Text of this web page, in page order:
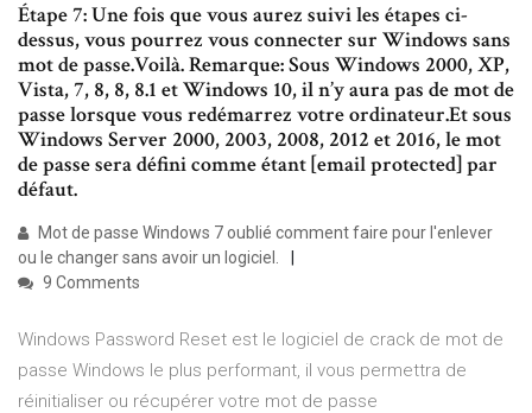
Étape 7: Une fois que vous aurez suivi les étapes ci-
dessus, vous pourrez vous connecter sur Windows sans
mot de passe.Voilà. Remarque: Sous Windows 2000, XP,
Vista, 7, 8, 8, 8.1 et Windows 10, il n’y aura pas de mot de
passe lorsque vous redémarrez votre ordinateur.Et sous
Windows Server 2000, 2003, 2008, 2012 et 2016, le mot
de passe sera défini comme étant [email protected] par
défaut.
Mot de passe Windows 7 oublié comment faire pour l'enlever
ou le changer sans avoir un logiciel.
9 Comments
Windows Password Reset est le logiciel de crack de mot de
passe Windows le plus performant, il vous permettra de
réinitialiser ou récupérer votre mot de passe